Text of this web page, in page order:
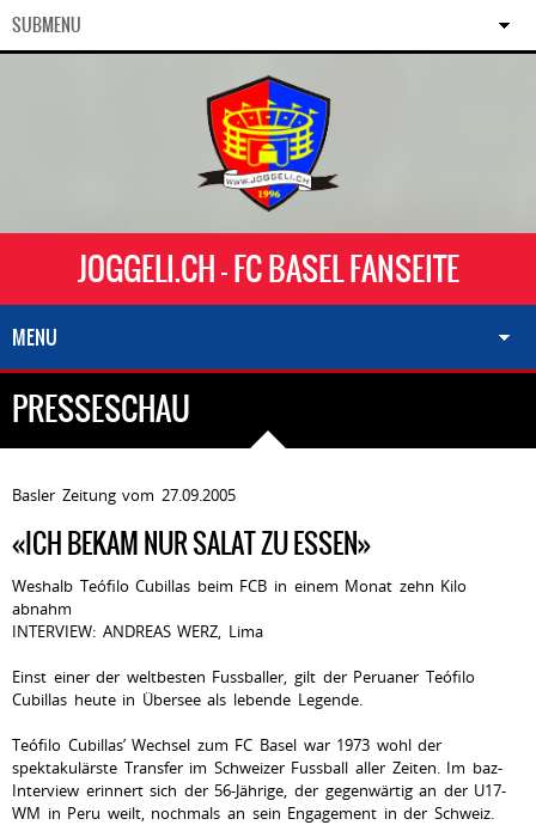
SUBMENU
JOGGELI.CH - FC BASEL FANSEITE
MENU
PRESSESCHAU
Basler Zeitung vom 27.09.2005
«ICH BEKAM NUR SALAT ZU ESSEN»
Weshalb Teófilo Cubillas beim FCB in einem Monat zehn Kilo
abnahm
INTERVIEW: ANDREAS WERZ, Lima
Einst einer der weltbesten Fussballer, gilt der Peruaner Teófilo
Cubillas heute in Übersee als lebende Legende.
Teófilo Cubillas’ Wechsel zum FC Basel war 1973 wohl der
spektakulärste Transfer im Schweizer Fussball aller Zeiten. Im baz-
Interview erinnert sich der 56-Jährige, der gegenwärtig an der U17-
WM in Peru weilt, nochmals an sein Engagement in der Schweiz.